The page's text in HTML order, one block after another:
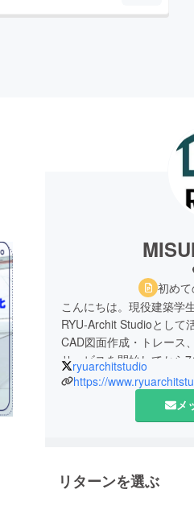
初め
こんにちは。現役建築学
RYU-Archit Studioとして
CAD図面作成・トレース
サービスを開始してから7
建築系高校卒業し、某建
業として開業しサービス
ryuarchitstudio
https://
メ
リターンを選ぶ